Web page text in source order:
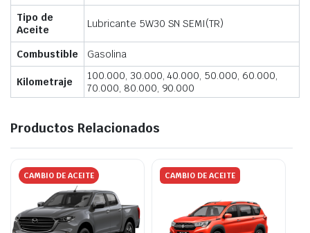
Tipo de
Aceite
Lubricante 5W30 SN SEMI(TR)
Combustible Gasolina
Kilometraje
100.000, 30.000, 40.000, 50.000, 60.000,
70.000, 80.000, 90.000
Productos Relacionados
CAMBIO DE ACEITE CAMBIO DE ACEITE